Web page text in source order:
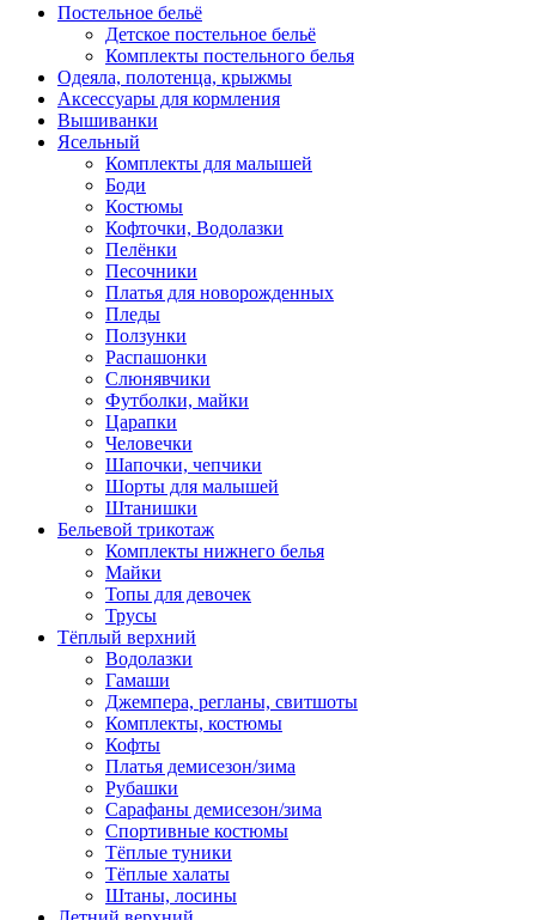
Постельное бельё
Детское постельное бельё
Комплекты постельного белья
Одеяла, полотенца, крыжмы
Аксессуары для кормления
Вышиванки
Ясельный
Комплекты для малышей
Боди
Костюмы
Кофточки, Водолазки
Пелёнки
Песочники
Платья для новорожденных
Пледы
Ползунки
Распашонки
Слюнявчики
Футболки, майки
Царапки
Человечки
Шапочки, чепчики
Шорты для малышей
Штанишки
Бельевой трикотаж
Комплекты нижнего белья
Майки
Топы для девочек
Трусы
Тёплый верхний
Водолазки
Гамаши
Джемпера, регланы, свитшоты
Комплекты, костюмы
Кофты
Платья демисезон/зима
Рубашки
Сарафаны демисезон/зима
Спортивные костюмы
Тёплые туники
Тёплые халаты
Штаны, лосины